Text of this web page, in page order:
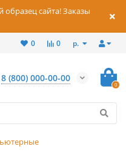
сайта! Заказы
р.
0
0
8 (800) 000-00-00
0